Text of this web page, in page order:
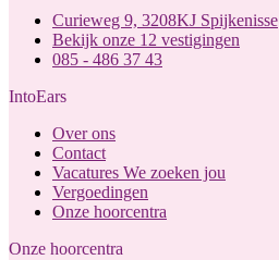
Curieweg 9, 3208KJ Spijkenisse
Bekijk onze 12 vestigingen
085 - 486 37 43
IntoEars
Over ons
Contact
Vacatures We zoeken jou
Vergoedingen
Onze hoorcentra
Onze hoorcentra